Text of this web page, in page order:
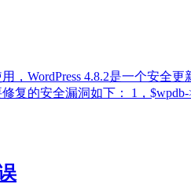
，WordPress 4.8.2是一个安
复的安全漏洞如下： 1，